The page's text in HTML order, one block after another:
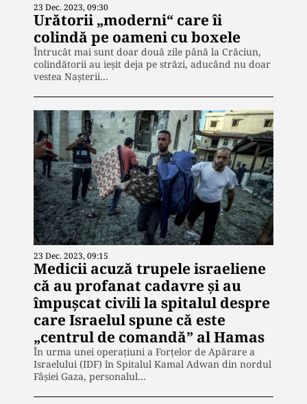
23 Dec. 2023, 09:30
Urătorii „moderni“ care îi
colindă pe oameni cu boxele
Întrucât mai sunt doar două zile până la Crăciun,
colindătorii au ieșit deja pe străzi, aducând nu doar
vestea Nașterii…
23 Dec. 2023, 09:15
Medicii acuză trupele israeliene
că au profanat cadavre și au
împușcat civili la spitalul despre
care Israelul spune că este
„centrul de comandă” al Hamas
În urma unei operațiuni a Forțelor de Apărare a
Israelului (IDF) în Spitalul Kamal Adwan din nordul
Fâșiei Gaza, personalul…